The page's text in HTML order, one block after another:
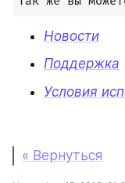
Новости
Поддержка
Условия
« Вернуться